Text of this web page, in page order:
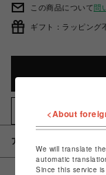
この商品について問
ギフト：ラッピング
アイテム説明 / 素材
<About
We will translate
automatic
Since this service